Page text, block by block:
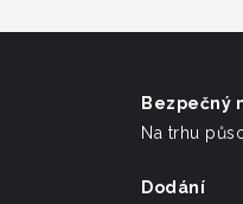
Bezpečný
Na trhu
Dodání